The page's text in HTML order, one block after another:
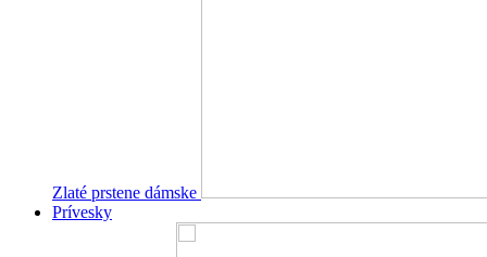
Zlaté prstene dámske
Prívesky